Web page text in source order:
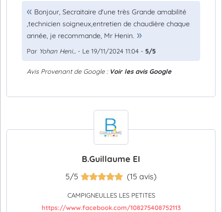
Bonjour, Secraitaire d'une très Grande amabilité
,technicien soigneux,entretien de chaudière chaque
année, je recommande, Mr Henin.
Par Yohan Heni... - Le 19/11/2024 11:04 - 5/5
Avis Provenant de Google : Voir les avis Google
B.Guillaume EI
5/5 (15 avis)
CAMPIGNEULLES LES PETITES
https://www.facebook.com/108275408752113